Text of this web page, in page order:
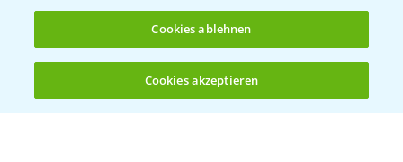
5:16
Ergebnisse der Häckselversuche in der
28.10.2024
(noch 4)
Cookies ablehnen
Cookies akzeptieren